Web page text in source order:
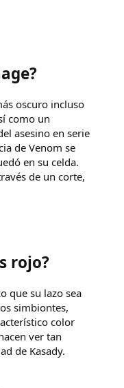
oscuro incluso
como un
asesino en serie
de Venom se
en su celda.
de un corte,
rojo?
que su lazo sea
simbiontes,
color
ver tan
de Kasady.